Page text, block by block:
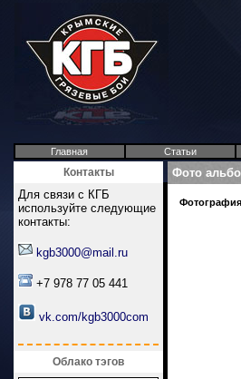
Главная Статьи
Контакты
Для связи с КГБ
используйте следующие
контакты:
kgb3000@mail.ru
+7 978 77 05 441
vk.com/kgb3000com
Облако тэгов
Фото
Фотография